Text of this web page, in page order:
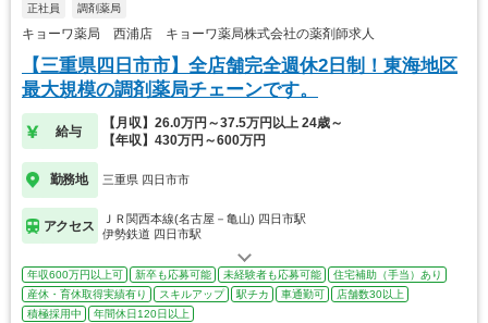
正社員 調剤薬局
キョーワ薬局 西浦店 キョーワ薬局株式会社の薬剤師求人
【三重県四日市市】全店舗完全週休2日制！東海地区
最大規模の調剤薬局チェーンです。
給与
【月収】26.0万円～37.5万円以上 24歳～
【年収】430万円～600万円
勤務地 三重県 四日市市
アクセス
ＪＲ関西本線(名古屋－亀山) 四日市駅
伊勢鉄道 四日市駅
年収600万円以上可 新卒も応募可能 未経験者も応募可能
住宅補助（手当）あり
産休・育休取得実績有り
スキルアップ 駅チカ 車通勤可
店舗数30以上
積極採用中
年間休日120日以上